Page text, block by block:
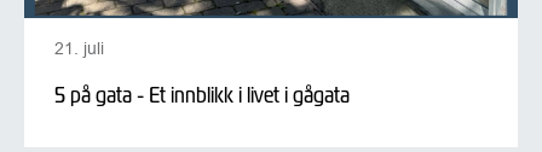
21. juli
5 på gata - Et innblikk i livet i gågata